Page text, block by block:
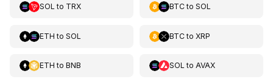
SOL to TRX BTCto SOL
ETH to SOL BTCto XRP
ETH to BNB SOL to AVAX